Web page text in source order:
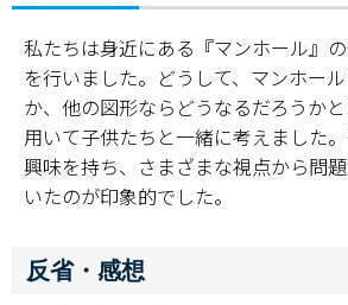
私たちは身近にある『マンホール』
を行いました。どうして、マンホー
か、他の図形ならどうなるだろうか
用いて子供たちと一緒に考えました
興味を持ち、さまざまな視点から問
いたのが印象的でした。
反省・感想